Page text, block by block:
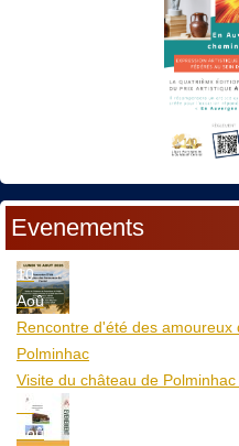
Evenements
10
Aoû
Rencontre d'été des amoureux
Polminhac
Visite du château de
12
Aoû